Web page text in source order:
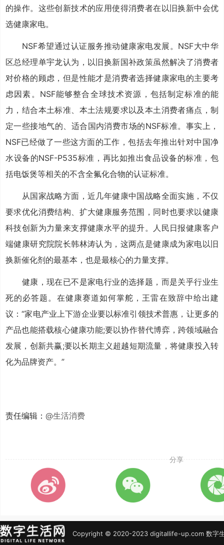
的操作。这些创新技术的应用使得消费者在以旧换新中会优
选健康家电。
NSF希望通过认证服务推动健康家电发展。NSF大中华
区总经理单宇龙认为，以旧换新国补政策虽然解决了消费者
对价格的顾虑，但是性能才是消费者选择健康家电的主要考
虑因素。NSF能够整合全球技术资源，包括制定标准的能
力，结合本土标准、本土法规要求以及本土消费者痛点，制
定一些接地气的、适合国内消费市场的NSF标准。事实上，
NSF已经做了一些这方面的工作，包括去年推出针对中国净
水设备的NSF-P535标准，再比如推出食品设备的标准，包
括电饭煲等相关的不含全氟化合物的认证标准。
从国家战略方面，近几年健康中国战略全面实施，不仅
要求优化消费结构、扩大健康服务范围，同时也要求以健康
科技创新为力量来支撑健康水平的提升。人民日报健康客户
端健康研究院院长韩林涛认为，这两点是健康成为家电以旧
换新催化剂的最基本，也是最核心的力量支撑。
健康，现在已不是家电行业的选择题，而是关乎行业生
死的必答题。在健康赛道如何掌舵，王雷在致辞中给出建
议：“家电产业上下游企业要以标准引领技术普惠，让更多的
产品也能搭载核心健康功能;要以协作替代博弈，跨领域融合
发展，创新共赢;要以长期主义超越短期流量，将健康投入转
化为品牌资产。”
责任编辑： @生活消费
分享
Copyright © 2020-2023 digitallife-up.com 数字